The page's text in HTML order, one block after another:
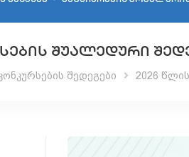
ᲨᲣᲐᲚᲔᲓᲣᲠᲘ
შედეგები 2026